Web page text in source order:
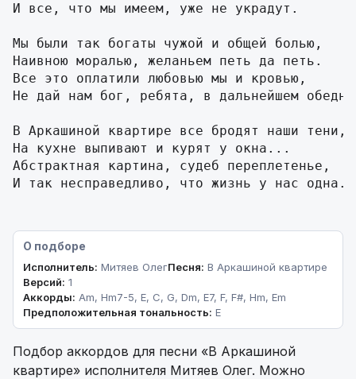
И все, что мы имеем, уже не украдут.
Мы были так богаты чужой и общей болью,
Наивною моралью, желаньем петь да петь.
Все это оплатили любовью мы и кровью,
Не дай нам бог, ребята, в дальнейшем
В Аркашиной квартире все бродят наши тени,
На кухне выпивают и курят у окна...
Абстрактная картина, судеб переплетенье,
И так несправедливо, что жизнь у нас одна.
О подборе
Исполнитель: Митяев ОлегПесня: В Аркашиной квартире
Версий: 1
Аккорды: Am, Hm7-5, E, C, G, Dm, E7, F, F#, Hm, Em
Предположительная тональность: E
Подбор аккордов для песни «В Аркашиной
квартире» исполнителя Митяев Олег. Можно